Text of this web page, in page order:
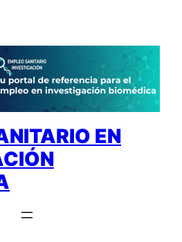
EN